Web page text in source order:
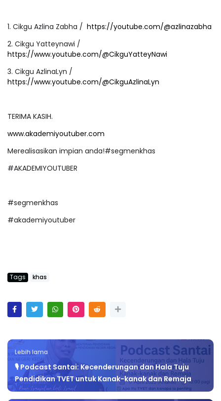
1. Cikgu Azlina Zabha / https://youtube.com/@azlinazabha
2. Cikgu Yatteynawi /
https://www.youtube.com/@CikguYatteyNawi
3. Cikgu AzlinaLyn /
https://www.youtube.com/@CikguAzlinaLyn
TERIMA KASIH.
www.akademiyoutuber.com
Merealisasikan impian anda!#segmenkhas
#AKADEMIYOUTUBER
#segmenkhas
#akademiyoutuber
Tags khas
Lebih lama
🎙️ Podcast Santai: Kecenderungan dan Hala Tuju
Pendidikan TVET untuk Kanak-kanak dan Remaja